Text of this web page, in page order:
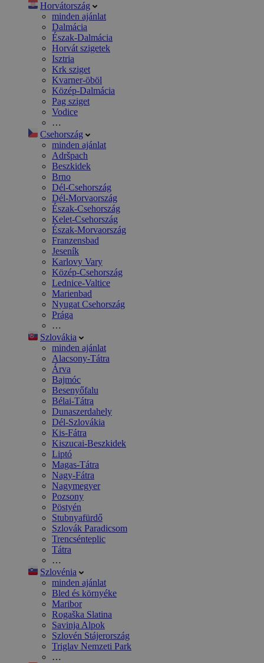
Horvátország
minden ajánlat
Dalmácia
Észak-Dalmácia
Horvát szigetek
Isztria
Krk sziget
Kvarner-öböl
Közép-Dalmácia
Pag sziget
Vodice
…
Csehország
minden ajánlat
Adršpach
Beszkidek
Brno
Dél-Csehország
Dél-Morvaország
Észak-Csehország
Kelet-Csehország
Észak-Morvaország
Franzensbad
Jeseník
Karlovy Vary
Közép-Csehország
Lednice-Valtice
Marienbad
Nyugat Csehország
Prága
…
Szlovákia
minden ajánlat
Alacsony-Tátra
Árva
Bajmóc
Besenyőfalu
Bélai-Tátra
Dunaszerdahely
Dél-Szlovákia
Kis-Fátra
Kiszucai-Beszkidek
Liptó
Magas-Tátra
Nagy-Fátra
Nagymegyer
Pozsony
Pöstyén
Stubnyafürdő
Szlovák Paradicsom
Trencsénteplic
Tátra
…
Szlovénia
minden ajánlat
Bled és környéke
Maribor
Rogaška Slatina
Savinja Alpok
Szlovén Stájerország
Triglav Nemzeti Park
…